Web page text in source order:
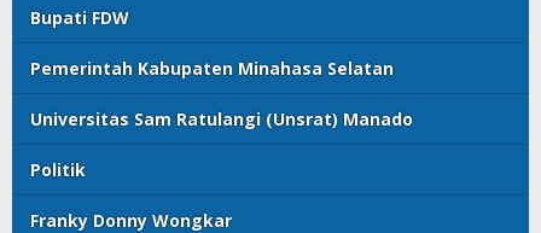
Bupati FDW
Pemerintah Kabupaten Minahasa Selatan
Universitas Sam Ratulangi (Unsrat) Manado
Politik
Franky Donny Wongkar